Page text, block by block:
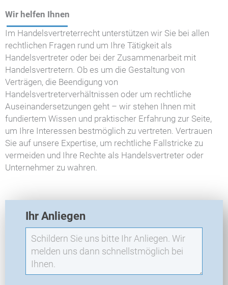
Wir helfen Ihnen
Im Handelsvertreterrecht unterstützen wir Sie bei allen
rechtlichen Fragen rund um Ihre Tätigkeit als
Handelsvertreter oder bei der Zusammenarbeit mit
Handelsvertretern. Ob es um die Gestaltung von
Verträgen, die Beendigung von
Handelsvertreterverhältnissen oder um rechtliche
Auseinandersetzungen geht – wir stehen Ihnen mit
fundiertem Wissen und praktischer Erfahrung zur Seite,
um Ihre Interessen bestmöglich zu vertreten. Vertrauen
Sie auf unsere Expertise, um rechtliche Fallstricke zu
vermeiden und Ihre Rechte als Handelsvertreter oder
Unternehmer zu wahren.
X
O
Ihr Anliegen